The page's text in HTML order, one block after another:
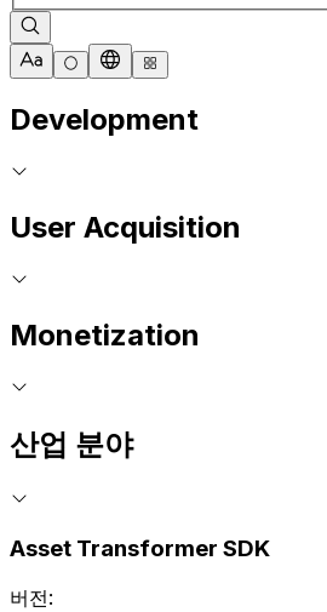
Development
User Acquisition
Monetization
산업 분야
Asset Transformer SDK
버전: